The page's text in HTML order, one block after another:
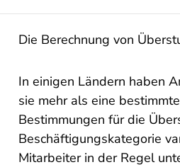
Die Berechnung von
In einigen Ländern haben
sie mehr als eine
Bestimmungen für die
Beschäftigungskategorie
Mitarbeiter in der Regel